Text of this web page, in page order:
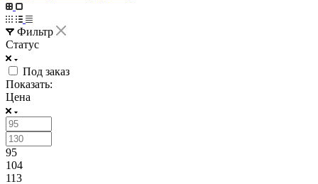
Фильтр
Статус
Под заказ
Показать:
Цена
95
104
113